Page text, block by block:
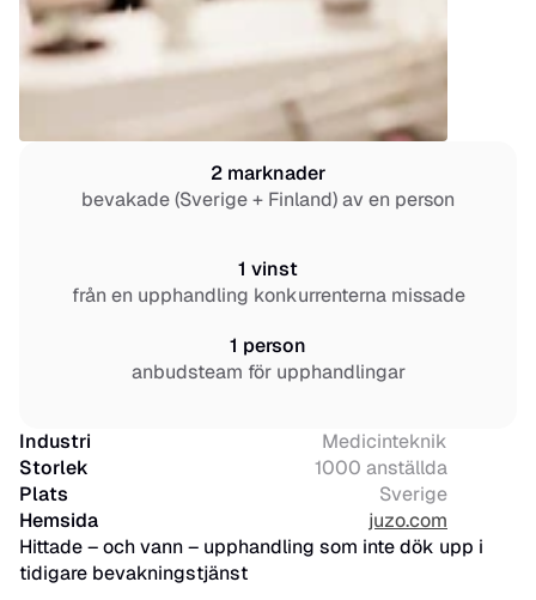
2 marknader
bevakade (Sverige + Finland) av en person
1 vinst
från en upphandling konkurrenterna missade
1 person
anbudsteam för upphandlingar
Hittade – och vann – upphandling som inte dök upp i
tidigare bevakningstjänst
Industri
Medicinteknik
Storlek
1000 anställda
Plats
Sverige
Hemsida
juzo.com